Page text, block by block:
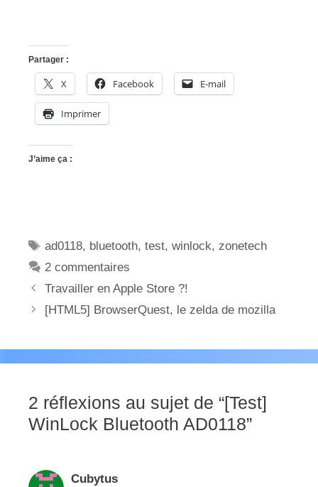
Partager :
X Facebook E-mail
Imprimer
J’aime ça :
Étiquettes
ad0118, bluetooth,test,winlock, zonetech
2 commentaires
Travailler en Apple Store ?!
[HTML5] BrowserQuest, le zelda de mozilla
2 réflexions au sujet de “[Test]
WinLock Bluetooth AD0118”
Cubytus